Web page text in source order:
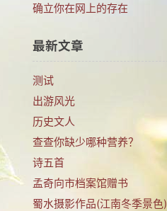
确立你在网上的存在
最新文章
测试
出游风光
历史文人
查查你缺少哪种营养？
诗五首
孟奇向市档案馆赠书
蜀水摄影作品(江南冬季景色)